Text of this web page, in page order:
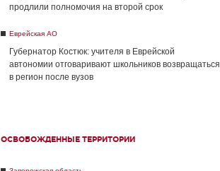
продлили полномочия на второй срок
Еврейская АО
Губернатор Костюк: учителя в Еврейской
автономии отговаривают школьников возвращаться
в регион после вузов
ОСВОБОЖДЕННЫЕ ТЕРРИТОРИИ